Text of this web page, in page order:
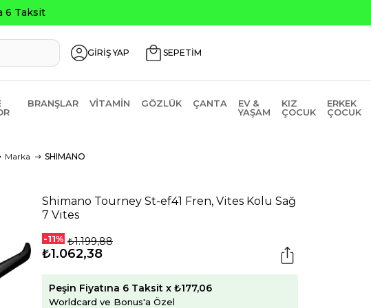
GİRİŞ YAP SEPETİM
BRANŞLAR VITAMIN GÖZLÜK ÇANTA
EV &
YAŞAM
KIZ
ÇOCUK
ERKEK
ÇOCUK
Marka SHIMANO
Shimano Tourney St-ef41 Fren, Vites Kolu Sağ
7 Vites
-11% ₺1.199,88
₺1.062,38
Peşin Fiyatına 6 Taksit x ₺177,06
Worldcard ve Bonus'a Özel